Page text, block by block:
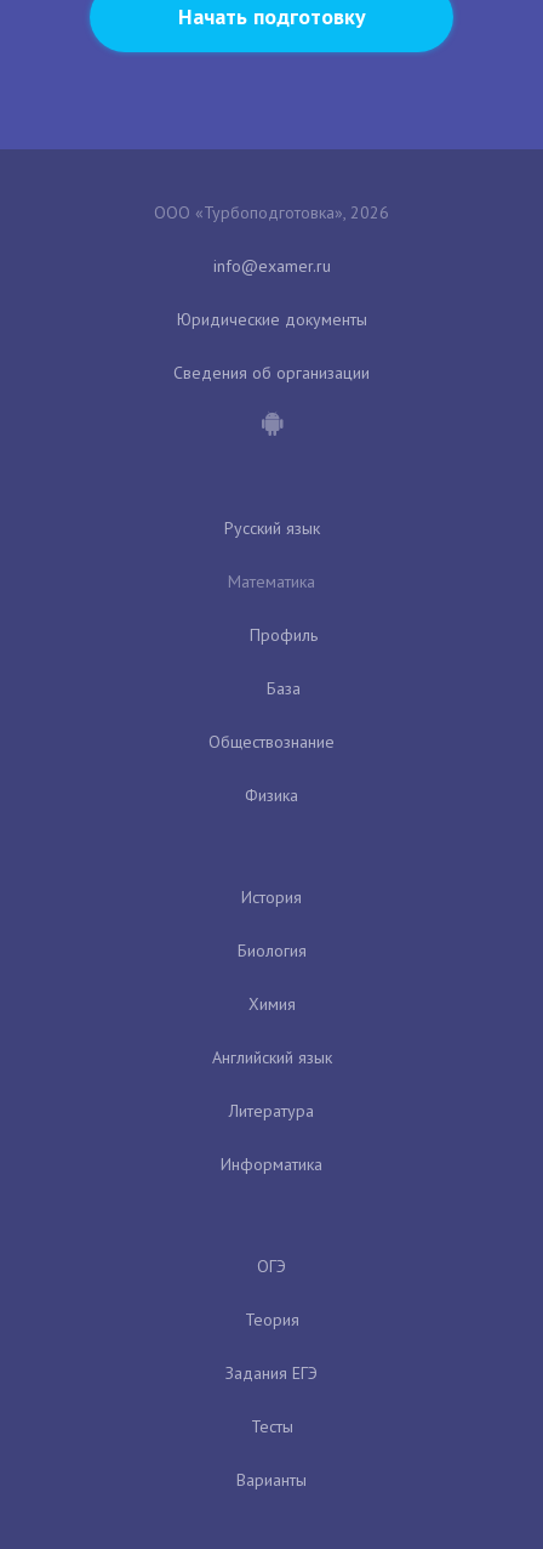
Начать подготовку
ООО «Турбоподготовка», 2026
Юридические документы
Сведения об организации
Русский язык
Математика
Профиль
База
Обществознание
Физика
История
Биология
Химия
Английский язык
Литература
Информатика
ОГЭ
Теория
Задания ЕГЭ
Тесты
Варианты